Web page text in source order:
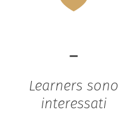
-
Learners sono
interessati